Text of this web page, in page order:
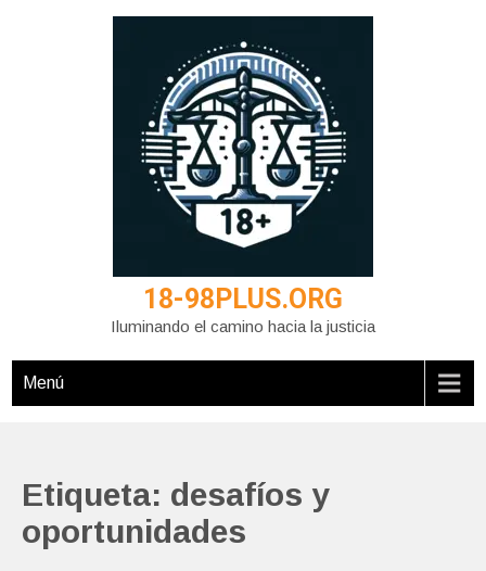
18-98PLUS.ORG
Iluminando el camino hacia la justicia
Menú
Etiqueta: desafíos y
oportunidades